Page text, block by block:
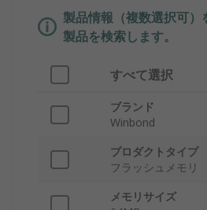
製品情報（複数選択可）
製品を検索します。
すべて選択
ブランド
Winbond
プロダクトタイプ
フラッシュメモリ
メモリサイズ